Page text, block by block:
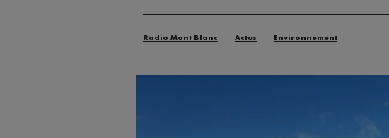
Radio Mont Blanc Actus Environnement